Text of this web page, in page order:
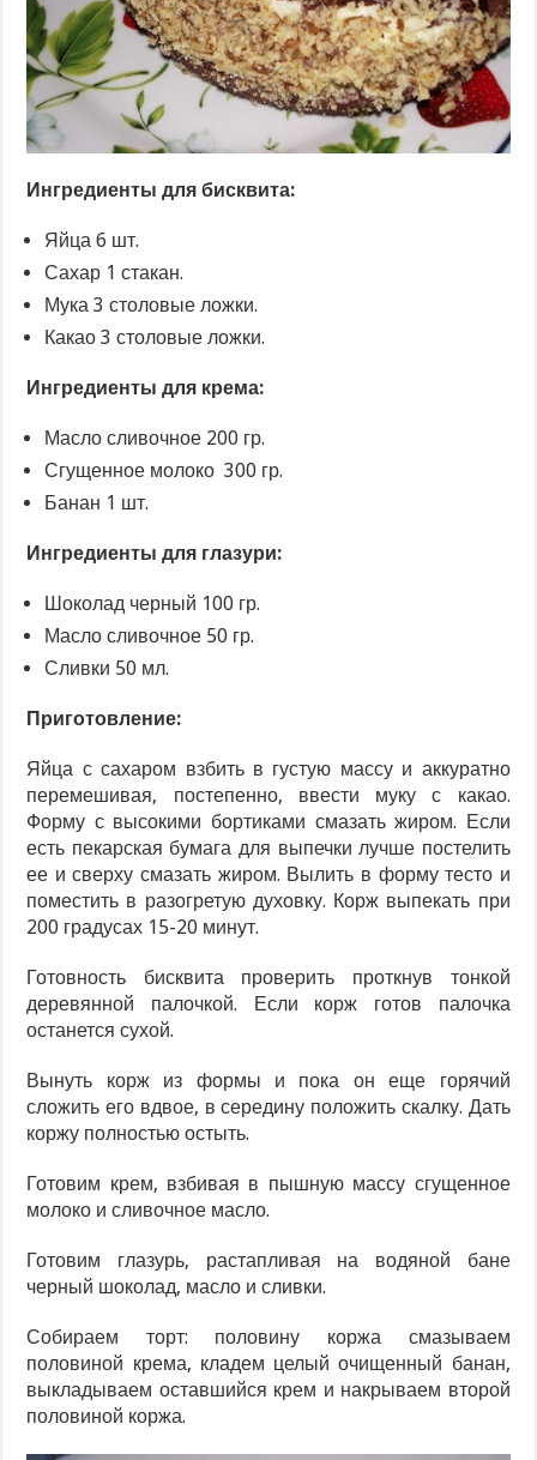
Ингредиенты для бисквита:
Яйца 6 шт.
Сахар 1 стакан.
Мука 3 столовые ложки.
Какао 3 столовые ложки.
Ингредиенты для крема:
Масло сливочное 200 гр.
Сгущенное молоко 300 гр.
Банан 1 шт.
Ингредиенты для глазури:
Шоколад черный 100 гр.
Масло сливочное 50 гр.
Сливки 50 мл.
Приготовление:
Яйца с сахаром взбить в густую массу и аккуратно
перемешивая, постепенно, ввести муку с какао.
Форму с высокими бортиками смазать жиром. Если
есть пекарская бумага для выпечки лучше постелить
ее и сверху смазать жиром. Вылить в форму тесто и
поместить в разогретую духовку. Корж выпекать при
200 градусах 15-20 минут.
Готовность бисквита проверить проткнув тонкой
деревянной палочкой. Если корж готов палочка
останется сухой.
Вынуть корж из формы и пока он еще горячий
сложить его вдвое, в середину положить скалку. Дать
коржу полностью остыть.
Готовим крем, взбивая в пышную массу сгущенное
молоко и сливочное масло.
Готовим глазурь, растапливая на водяной бане
черный шоколад, масло и сливки.
Собираем торт: половину коржа смазываем
половиной крема, кладем целый очищенный банан,
выкладываем оставшийся крем и накрываем второй
половиной коржа.